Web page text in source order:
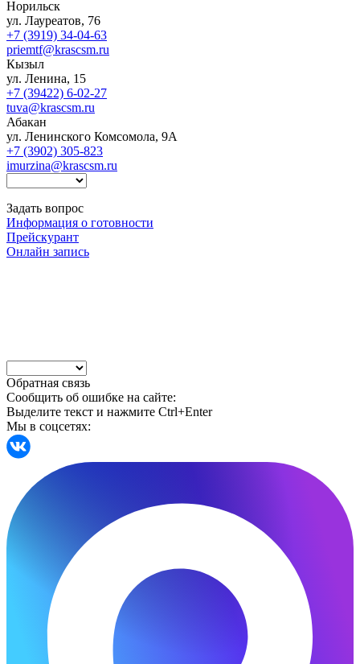
Норильск
ул. Лауреатов, 76
+7 (3919) 34-04-63
priemtf@krascsm.ru
Кызыл
ул. Ленина, 15
+7 (39422) 6-02-27
tuva@krascsm.ru
Абакан
ул. Ленинского Комсомола, 9А
+7 (3902) 305-823
imurzina@krascsm.ru
Задать вопрос
Информация о готовности
Прейскурант
Онлайн запись
Обратная связь
Сообщить об ошибке на сайте:
Выделите текст и нажмите Ctrl+Enter
Мы в соцсетях: